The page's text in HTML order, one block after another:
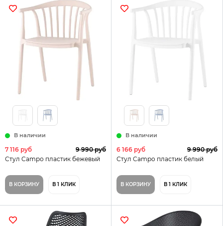
В наличии
7 116 руб
9 990 руб
Стул Campo пластик бежевый
В КОРЗИНУ В 1 КЛИК
В наличии
6 166 руб
9 990 руб
Стул Campo пластик белый
В КОРЗИНУ В 1 КЛИК